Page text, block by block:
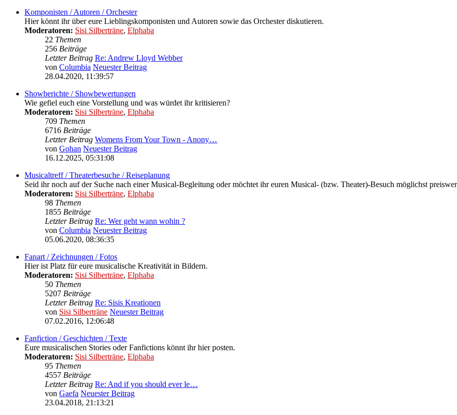
Komponisten / Autoren / Orchester
Hier könnt ihr über eure Lieblingskomponisten und Autoren sowie das Orchester diskutieren.
Moderatoren: Sisi Silberträne, Elphaba
22 Themen
256 Beiträge
Letzter Beitrag Re: Andrew Lloyd Webber
von Columbia Neuester Beitrag
28.04.2020, 11:39:57
Showberichte / Showbewertungen
Wie gefiel euch eine Vorstellung und was würdet ihr kritisieren?
Moderatoren: Sisi Silberträne, Elphaba
709 Themen
6716 Beiträge
Letzter Beitrag Womens From Your Town - Anony…
von Gohan Neuester Beitrag
16.12.2025, 05:31:08
Musicaltreff / Theaterbesuche / Reiseplanung
Seid ihr noch auf der Suche nach einer Musical-Begleitung oder möchtet ihr euren Musical- (bzw. Theater)-Besuch möglichst
Moderatoren: Sisi Silberträne, Elphaba
98 Themen
1855 Beiträge
Letzter Beitrag Re: Wer geht wann wohin ?
von Columbia Neuester Beitrag
05.06.2020, 08:36:35
Fanart / Zeichnungen / Fotos
Hier ist Platz für eure musicalische Kreativität in Bildern.
Moderatoren: Sisi Silberträne, Elphaba
50 Themen
5207 Beiträge
Letzter Beitrag Re: Sisis Kreationen
von Sisi Silberträne Neuester Beitrag
07.02.2016, 12:06:48
Fanfiction / Geschichten / Texte
Eure musicalischen Stories oder Fanfictions könnt ihr hier posten.
Moderatoren: Sisi Silberträne, Elphaba
95 Themen
4557 Beiträge
Letzter Beitrag Re: And if you should ever le…
von Gaefa Neuester Beitrag
23.04.2018, 21:13:21